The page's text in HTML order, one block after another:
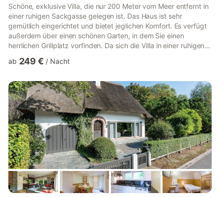
Schöne, exklusive Villa, die nur 200 Meter vom Meer entfernt in
einer ruhigen Sackgasse gelegen ist. Das Haus ist sehr
gemütlich eingerichtet und bietet jeglichen Komfort. Es verfügt
außerdem über einen schönen Garten, in dem Sie einen
herrlichen Grillplatz vorfinden. Da sich die Villa in einer ruhigen
Dennoch sind Einkaufsmöglichkeiten unweit gelegen. In Ihrem
Spaziergängen am Strand und der Promenade starten. Mit dem
Fahrrad lässt sich die Umgebung von Koksijde ebenfalls
herrlic...
ab 249 € / Nacht